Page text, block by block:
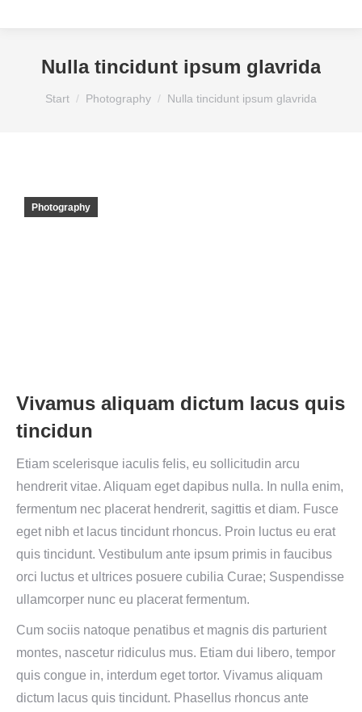
Nulla tincidunt ipsum glavrida
Sie befinden sich hier:
Start Photography Nulla tincidunt ipsum glavrida
Photography
Vivamus aliquam dictum lacus quis
tincidun
Etiam scelerisque iaculis felis, eu sollicitudin arcu
hendrerit vitae. Aliquam eget dapibus nulla. In nulla enim,
fermentum nec placerat hendrerit, sagittis et diam. Fusce
eget nibh et lacus tincidunt rhoncus. Proin luctus eu erat
quis tincidunt. Vestibulum ante ipsum primis in faucibus
orci luctus et ultrices posuere cubilia Curae; Suspendisse
ullamcorper nunc eu placerat fermentum.
Cum sociis natoque penatibus et magnis dis parturient
montes, nascetur ridiculus mus. Etiam dui libero, tempor
quis congue in, interdum eget tortor. Vivamus aliquam
dictum lacus quis tincidunt. Phasellus rhoncus ante